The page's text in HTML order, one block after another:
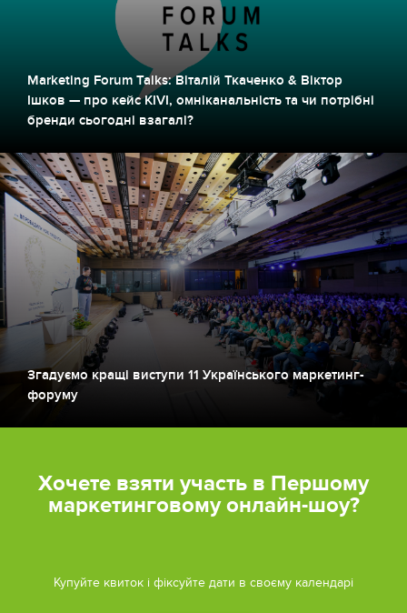
Marketing Forum Talks: Віталій Ткаченко & Віктор
Ішков — про кейс KIVI, омніканальність та чи потрібні
бренди сьогодні взагалі?
Згадуємо кращі виступи 11 Українського маркетинг-
форуму
Хочете взяти участь в Першому
маркетинговому онлайн-шоу?
Купуйте квиток і фіксуйте дати в своєму календарі